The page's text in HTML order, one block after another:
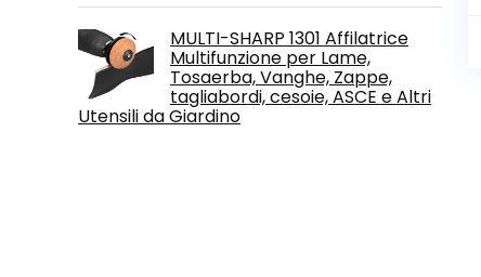
MULTI-SHARP 1301 Affilatrice
Multifunzione per Lame,
Tosaerba, Vanghe, Zappe,
tagliabordi, cesoie, ASCE e Altri
Utensili da Giardino